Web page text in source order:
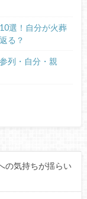
選！自分が火葬
る？
列・自分・親
の気持ちが揺らい